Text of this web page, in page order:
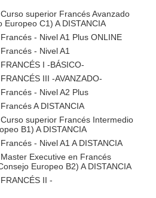
superior Francés Avanzado
Europeo C1) A DISTANCIA
- Nivel A1 Plus ONLINE
- Nivel A1
I -BÁSICO-
III -AVANZADO-
- Nivel A2 Plus
A DISTANCIA
superior Francés Intermedio
B1) A DISTANCIA
- Nivel A1 A DISTANCIA
Executive en Francés
Europeo B2) A DISTANCIA
II -